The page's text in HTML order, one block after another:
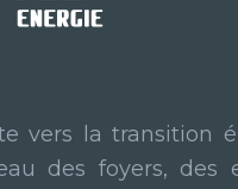
vers la transition
des foyers, des